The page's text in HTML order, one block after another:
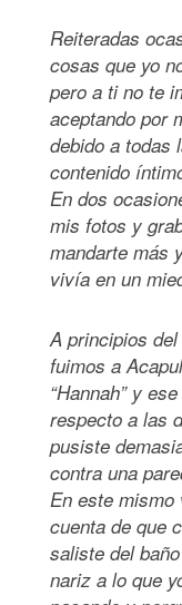
Reiteradas
cosas que yo
pero a ti no te
aceptando por
debido a todas
contenido
En dos
mis fotos y
mandarte más
vivía en un
A principios
fuimos a
“Hannah” y
respecto a las
pusiste
contra una
En este
cuenta de que
saliste del
nariz a lo que